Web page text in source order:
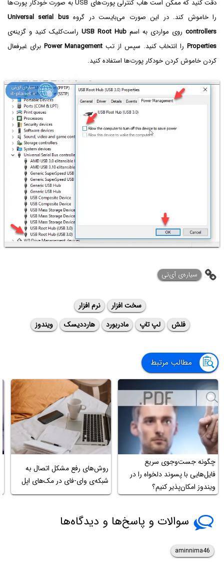
دقت کنید که ممکن است هاب کنترلی پورت‌های USB‌ به صورت خودکار پورت‌ها
را خاموش کند. در این صورت می‌بایست در گروهUniversal serial bus
controllers روی مواردی به اسم USB Root Hub راست‌کلیک کنید و گزینه‌ی
Propertiesرا انتخاب کنید. سپس از تب Power Management برای غیرفعال
کردن خاموش کردن خودکار پورت‌ها استفاده کنید.
سیاره‌ی ‌آی‌تی
سخت افزار
نرم افزار
فلش
لپ تاپ مادربورد هارددیسک ویندوز
مطالب مرتبط
چگونه جست‌وجوی سریع
فایل‌هایی با پسوند دلخواه را در
ویندوز امکان‌پذیر کنیم؟
روش‌های رفع مشکل اتصال به
شبکه‌ی وای-فای در مک‌های اپل
سوالات و پاسخ‌ها و دیدگاه‌ها
aminnima46